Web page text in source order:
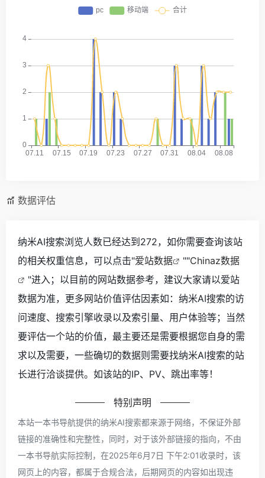
数据评估
纳米AI搜索浏览人数已经达到272，如你需要查询该站
的相关权重信息，可以点击"爱站数据 ""Chinaz数据
"进入；以目前的网站数据参考，建议大家请以爱站
数据为准，更多网站价值评估因素如：纳米AI搜索的访
问速度、搜索引擎收录以及索引量、用户体验等；当然
要评估一个站的价值，最主要还是需要根据您自身的需
求以及需要，一些确切的数据则需要找纳米AI搜索的站
长进行洽谈提供。如该站的IP、PV、跳出率等！
特别声明
本站一本书导航提供的纳米AI搜索都来源于网络，不保证外部
链接的准确性和完整性，同时，对于该外部链接的指向，不由
一本书导航实际控制，在2025年6月7日 下午2:01收录时，该
网页上的内容，都属于合规合法，后期网页的内容如出现违